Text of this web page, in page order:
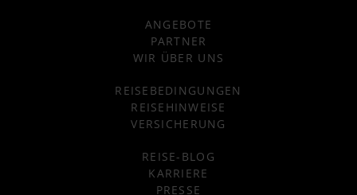
ANGEBOTE
PARTNER
WIR ÜBER UNS
REISEBEDINGUNGEN
REISEHINWEISE
VERSICHERUNG
REISE-BLOG
KARRIERE
PRESSE